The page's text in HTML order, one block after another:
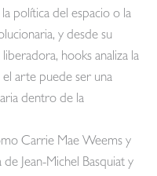
política del espacio o la
y desde su
hooks analiza la
arte puede ser una
dentro de la
Carrie Mae Weems y
Jean-Michel Basquiat y